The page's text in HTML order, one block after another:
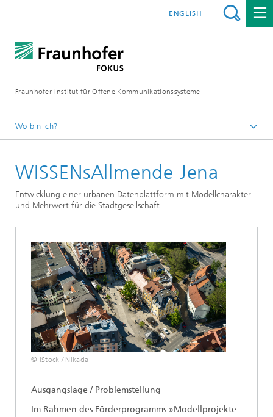
Fraunhofer-Institut für Offene Kommunikationssysteme
ENGLISH
Wo bin ich?
Digital Public Services
WISSENsAllmende Jena
Entwicklung einer urbanen Datenplattform mit Modellcharakter
und Mehrwert für die Stadtgesellschaft
© iStock / Nikada
Ausgangslage / Problemstellung
Im Rahmen des Förderprogramms »Modellprojekte